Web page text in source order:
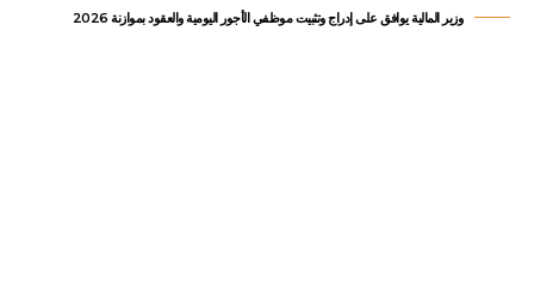
وزير المالية يوافق على إدراج وتثبيت موظفي الأجور اليومية والعقود بموازنة 2026